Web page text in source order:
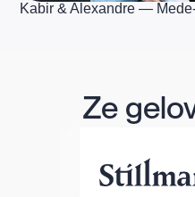
Kabir & Alexandre —
Ze